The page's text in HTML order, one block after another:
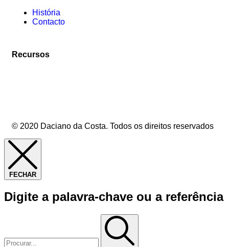
História
Contacto
Recursos
© 2020 Daciano da Costa. Todos os direitos reservados
FECHAR
Digite a palavra-chave ou a referência